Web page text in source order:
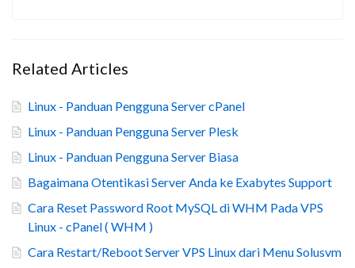
Related Articles
Linux - Panduan Pengguna Server cPanel
Linux - Panduan Pengguna Server Plesk
Linux - Panduan Pengguna Server Biasa
Bagaimana Otentikasi Server Anda ke Exabytes Support
Cara Reset Password Root MySQL di WHM Pada VPS
Linux - cPanel ( WHM )
Cara Restart/Reboot Server VPS Linux dari Menu Solusvm